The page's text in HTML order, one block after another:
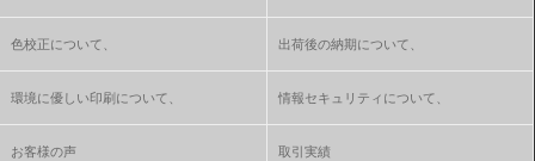
色校正について、 出荷後の納期について、
環境に優しい印刷について、 情報セキュリティについて、
お客様の声 取引実績